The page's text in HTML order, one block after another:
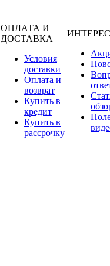
ОПЛАТА И
ДОСТАВКА
Условия
доставки
Оплата и
возврат
Купить в
кредит
Купить в
рассрочку